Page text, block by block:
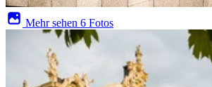
Mehr sehen 6 Fotos